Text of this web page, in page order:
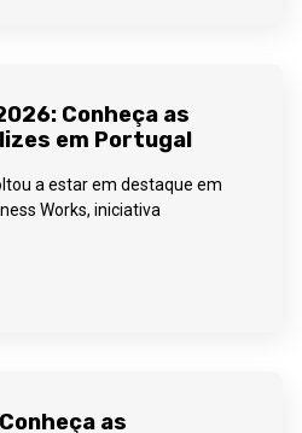
Conheça as
em Portugal
a estar em destaque em
Works, iniciativa
as